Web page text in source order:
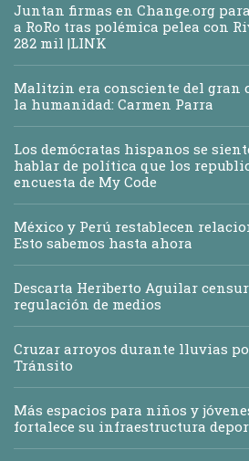
Juntan firmas en Change.org
a RoRo tras polémica pelea con
282 mil |LINK
Malitzin era consciente del gran
la humanidad: Carmen Parra
Los demócratas hispanos se
hablar de política que los
encuesta de My Code
México y Perú restablecen
Esto sabemos hasta ahora
Descarta Heriberto Aguilar
regulación de medios
Cruzar arroyos durante lluvias
Tránsito
Más espacios para niños y
fortalece su infraestructura